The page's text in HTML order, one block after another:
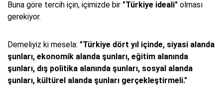
Buna göre tercih için, içimizde bir "Türkiye ideali" olması
gerekiyor.
Demeliyiz ki mesela: "Türkiye dört yıl içinde, siyasi alanda
şunları, ekonomik alanda şunları, eğitim alanında
şunları, dış politika alanında şunları, sosyal alanda
şunları, kültürel alanda şunları gerçekleştirmeli."